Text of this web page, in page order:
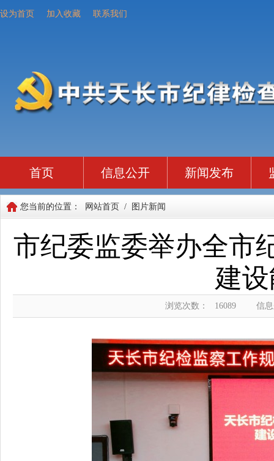
设为首页 加入收藏 联系我们
首页 信息公开 新闻发布
您当前的位置： 网站首页 / 图片新闻
市纪委监委举办全市
建
浏览次数： 16089 信